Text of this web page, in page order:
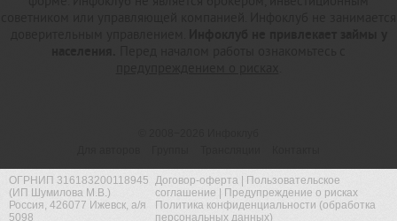
ОГРНИП 316183200118945
(ИП Шумилова М.В.)
Россия, 426077 Ижевск, а/я
5098
Договор-оферта | Пользовательское
соглашение | Предупреждение о рисках
Политика конфиденциальности (обработка
персональных данных)